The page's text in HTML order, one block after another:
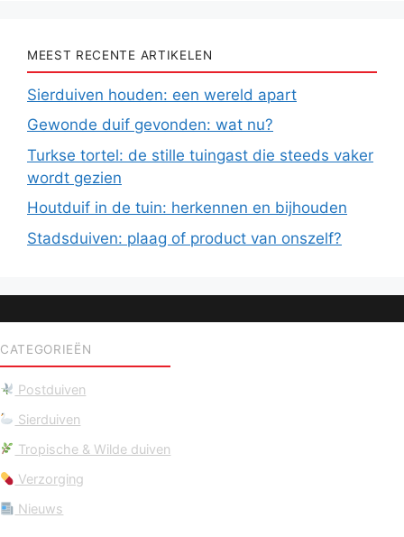
MEEST RECENTE ARTIKELEN
Sierduiven houden: een wereld apart
Gewonde duif gevonden: wat nu?
Turkse tortel: de stille tuingast die steeds vaker
wordt gezien
Houtduif in de tuin: herkennen en bijhouden
Stadsduiven: plaag of product van onszelf?
CATEGORIEËN
Postduiven
Sierduiven
Tropische & Wilde duiven
Verzorging
Nieuws